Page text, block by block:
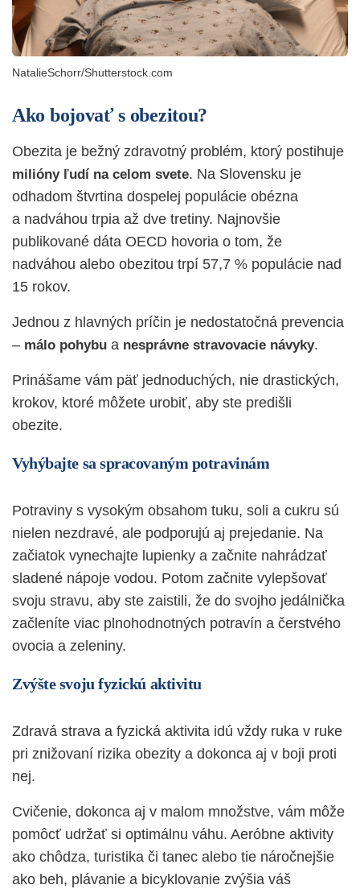
NatalieSchorr/Shutterstock.com
Ako bojovať s obezitou?
Obezita je bežný zdravotný problém, ktorý postihuje
milióny ľudí na celom svete. Na Slovensku je
odhadom štvrtina dospelej populácie obézna
a nadváhou trpia až dve tretiny. Najnovšie
publikované dáta OECD hovoria o tom, že
nadváhou alebo obezitou trpí 57,7 % populácie nad
15 rokov.
Jednou z hlavných príčin je nedostatočná prevencia
– málo pohybu a nesprávne stravovacie návyky.
Prinášame vám päť jednoduchých, nie drastických,
krokov, ktoré môžete urobiť, aby ste predišli
obezite.
Vyhýbajte sa spracovaným potravinám
Potraviny s vysokým obsahom tuku, soli a cukru sú
nielen nezdravé, ale podporujú aj prejedanie. Na
začiatok vynechajte lupienky a začnite nahrádzať
sladené nápoje vodou. Potom začnite vylepšovať
svoju stravu, aby ste zaistili, že do svojho jedálnička
začleníte viac plnohodnotných potravín a čerstvého
ovocia a zeleniny.
Zvýšte svoju fyzickú aktivitu
Zdravá strava a fyzická aktivita idú vždy ruka v ruke
pri znižovaní rizika obezity a dokonca aj v boji proti
nej.
Cvičenie, dokonca aj v malom množstve, vám môže
pomôcť udržať si optimálnu váhu. Aeróbne aktivity
ako chôdza, turistika či tanec alebo tie náročnejšie
ako beh, plávanie a bicyklovanie zvýšia váš